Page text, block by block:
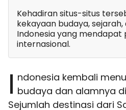
Kehadiran situs-situs
kekayaan budaya,
Indonesia yang mendapat
internasional.
I ndonesia kembali
budaya dan alamnya
Sejumlah destinasi dari